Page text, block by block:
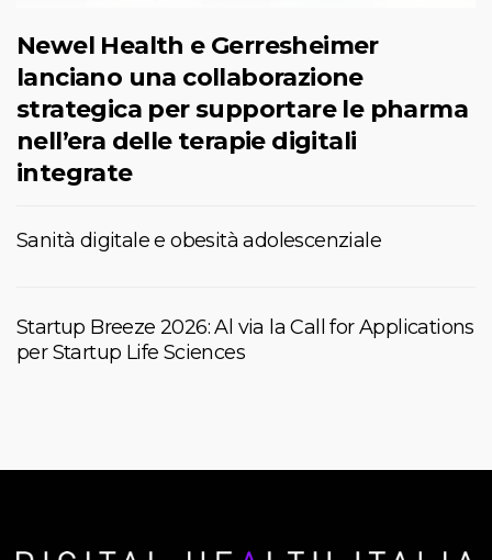
Newel Health e Gerresheimer
lanciano una collaborazione
strategica per supportare le pharma
nell’era delle terapie digitali
integrate
Sanità digitale e obesità adolescenziale
Startup Breeze 2026: Al via la Call for Applications
per Startup Life Sciences